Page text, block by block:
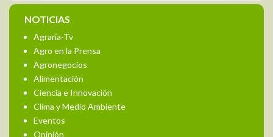
NOTICIAS
Agraria-Tv
Agro en la Prensa
Agronegocios
Alimentación
Ciencia e Innovación
Clima y Medio Ambiente
Eventos
Opinión